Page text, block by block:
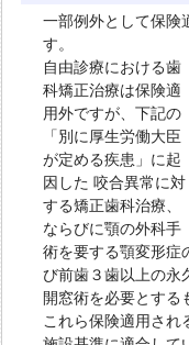
一部例外として保険
す。
自由診療における歯
科矯正治療は保険適
用外ですが、下記の
「別に厚生労働大臣
が定める疾患」に起
因した 咬合異常に対
する矯正歯科治療、
ならびに顎の外科手
術を要する顎変形症
び前歯３歯以上の永
開窓術を必要とする
これら保険適用され